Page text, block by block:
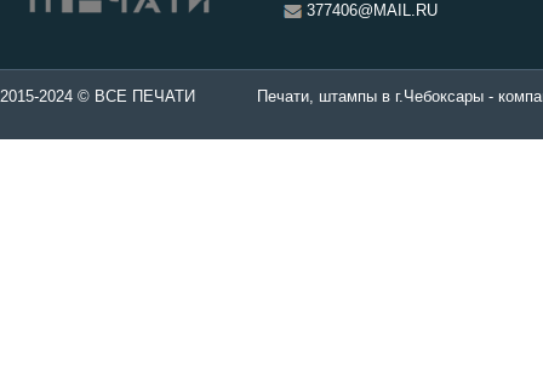
377406@MAIL.RU
в Чебоксары. Печати, штампы в г.Чебоксары -
2015-2024 © ВСЕ ПЕЧАТИ